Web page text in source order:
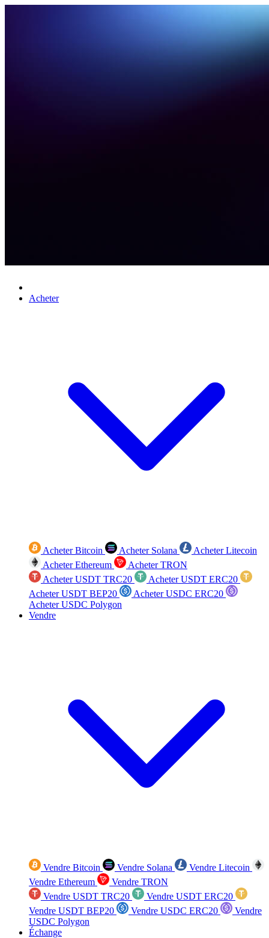
Acheter
Acheter Bitcoin Acheter Solana
Acheter Litecoin
Acheter Ethereum
Acheter TRON
Acheter USDT TRC20
Acheter USDT ERC20
Acheter USDT BEP20
Acheter USDC ERC20
Acheter USDC Polygon
Vendre
Vendre Bitcoin Vendre Solana
Vendre Litecoin
Vendre Ethereum
Vendre TRON
Vendre USDT TRC20
Vendre USDT ERC20
Vendre USDT BEP20
Vendre USDC ERC20
Vendre
USDC Polygon
Échange